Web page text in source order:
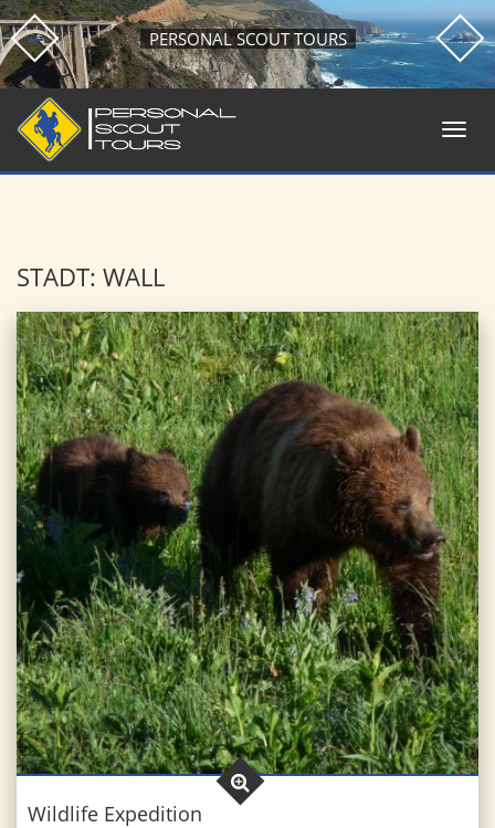
PERSONAL SCOUT TOURS
STADT: WALL
Wildlife Expedition